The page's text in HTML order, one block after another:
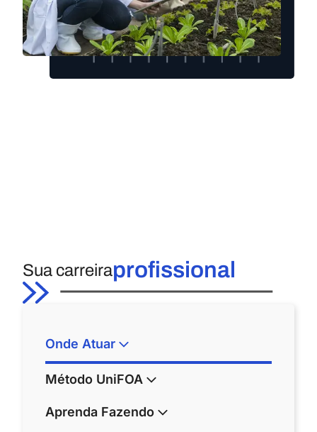
Sua carreiraprofissional
Onde Atuar
Método UniFOA
Aprenda Fazendo